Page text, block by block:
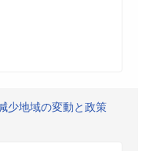
少地域の変動と政策